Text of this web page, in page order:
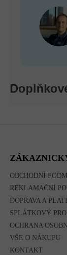
OBCHODNÍ
REKLAMAČNÍ
DOPRAVA A
SPLÁTKOVÝ
OCHRANA
VŠE O NÁKUPU
KONTAKT